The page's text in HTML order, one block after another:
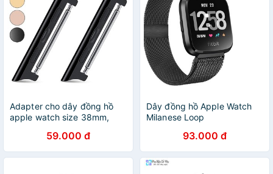
Adapter cho dây đồng hồ
apple watch size 38mm,
59.000 đ
Dây đồng hồ Apple Watch
Milanese Loop
93.000 đ